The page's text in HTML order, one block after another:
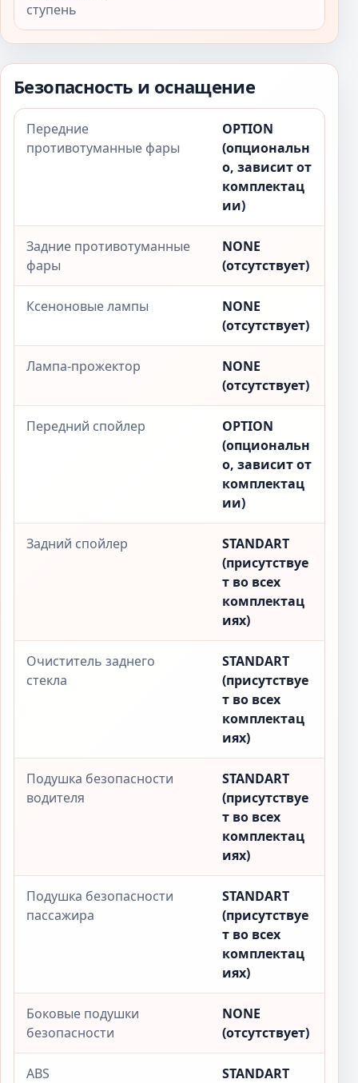
ступень
Безопасность и оснащение
Передние
противотуманные фары
OPTION
(опциональн
о, зависит от
комплектац
ии)
Задние противотуманные
фары
NONE
(отсутствует)
Ксеноновые лампы
NONE
(отсутствует)
Лампа-прожектор
NONE
(отсутствует)
Передний спойлер
OPTION
(опциональн
о, зависит от
комплектац
ии)
Задний спойлер
STANDART
(присутствуе
т во всех
комплектац
иях)
Очиститель заднего
стекла
STANDART
(присутствуе
т во всех
комплектац
иях)
Подушка безопасности
водителя
STANDART
(присутствуе
т во всех
комплектац
иях)
Подушка безопасности
пассажира
STANDART
(присутствуе
т во всех
комплектац
иях)
Боковые подушки
безопасности
NONE
(отсутствует)
ABS
STANDART